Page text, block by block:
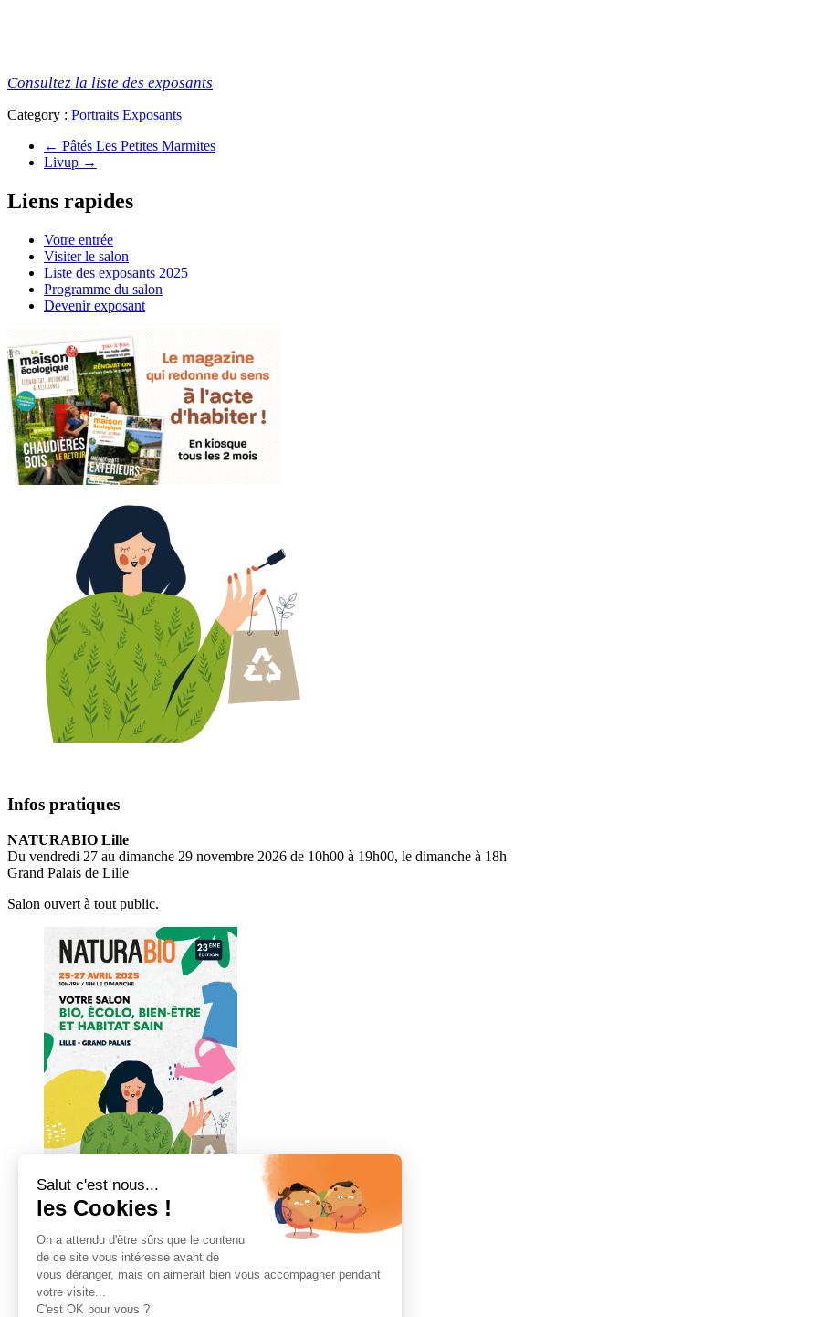
Consultez la liste des exposants
Category : Portraits Exposants
← Pâtés Les Petites Marmites
Livup →
Liens rapides
Votre entrée
Visiter le salon
Liste des exposants 2025
Programme du salon
Devenir exposant
Infos pratiques
NATURABIO Lille
Du vendredi 27 au dimanche 29 novembre 2026 de 10h00 à 19h00, le dimanche à 18h
Grand Palais de Lille
Salon ouvert à tout public.
Exposer
Programme
Communication/presse et partenaires
Infos pratiques
Votre entrée